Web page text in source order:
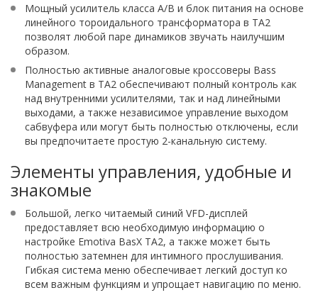
Мощный усилитель класса A/B и блок питания на основе
линейного тороидального трансформатора в TA2
позволят любой паре динамиков звучать наилучшим
образом.
Полностью активные аналоговые кроссоверы Bass
Management в TA2 обеспечивают полный контроль как
над внутренними усилителями, так и над линейными
выходами, а также независимое управление выходом
сабвуфера или могут быть полностью отключены, если
вы предпочитаете простую 2-канальную систему.
Элементы управления, удобные и
знакомые
Большой, легко читаемый синий VFD-дисплей
предоставляет всю необходимую информацию о
настройке Emotiva BasX TA2, а также может быть
полностью затемнен для интимного прослушивания.
Гибкая система меню обеспечивает легкий доступ ко
всем важным функциям и упрощает навигацию по меню.